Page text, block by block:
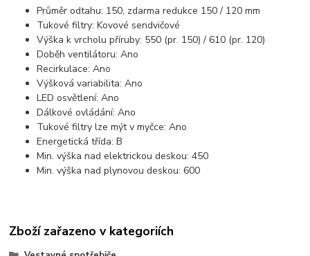
Průměr odtahu: 150, zdarma redukce 150 / 120 mm
Tukové filtry: Kovové sendvičové
Výška k vrcholu příruby: 550 (pr. 150) / 610 (pr. 120)
Doběh ventilátoru: Ano
Recirkulace: Ano
Výšková variabilita: Ano
LED osvětlení: Ano
Dálkové ovládání: Ano
Tukové filtry lze mýt v myčce: Ano
Energetická třída: B
Min. výška nad elektrickou deskou: 450
Min. výška nad plynovou deskou: 600
Zboží zařazeno v kategoriích